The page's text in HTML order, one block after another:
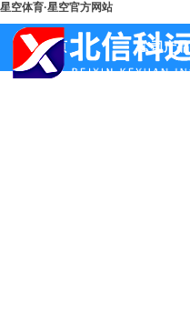
星空体育·星空官方网站
首页 公司产品